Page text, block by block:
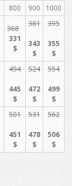
800 900 1000
368
331
$
381
343
$
395
355
$
494
445
$
524
472
$
554
499
$
501
451
$
531
478
$
562
506
$